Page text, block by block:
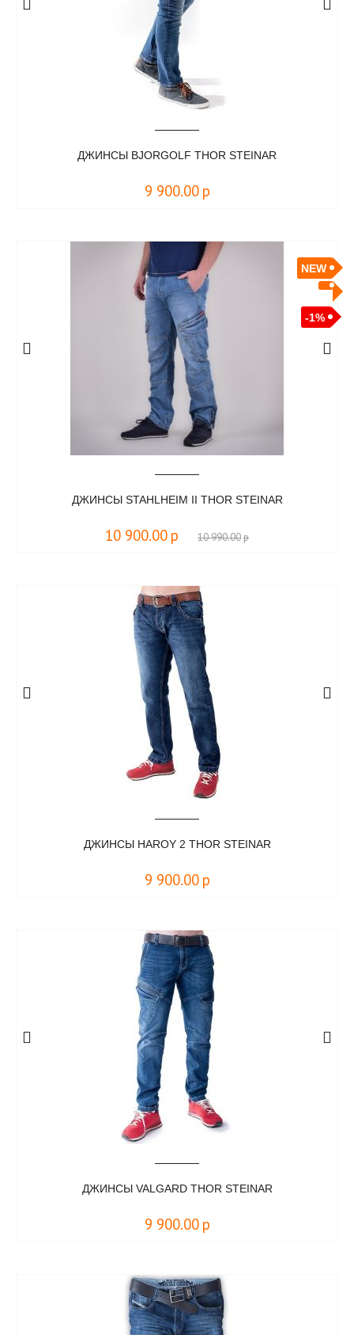
ДЖИНСЫ BJORGOLF THOR STEINAR
9 900.00 р
-1%
NEW
ДЖИНСЫ STAHLHEIM II THOR STEINAR
10 900.00 р 10 990.00р
ДЖИНСЫ HAROY 2 THOR STEINAR
9 900.00 р
ДЖИНСЫ VALGARD THOR STEINAR
9 900.00 р